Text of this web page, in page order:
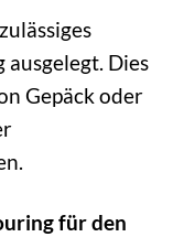
ausgelegt. Dies
Gepäck oder
für den